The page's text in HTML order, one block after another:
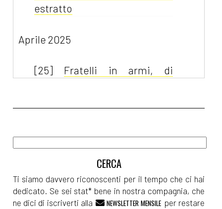
estratto
Aprile 2025
[25] Fratelli in armi, di
[31]Il caso Lady Oscar, di
Maria Serena Cavalieri: un
estratto
Ti siamo davvero riconoscenti per il tempo che ci hai
dedicato. Se sei stat* bene in nostra compagnia, che
ne dici di iscriverti alla
NEWSLETTER MENSILE per restare